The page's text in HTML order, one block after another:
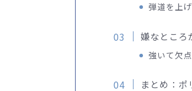
弾道を上
嫌なところ
強いて欠
まとめ：ポ